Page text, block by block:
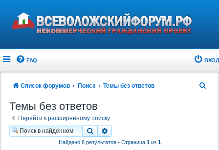
FAQ ВХОД
Список форумов Поиск Темы без ответов
Темы без ответов
Перейти к расширенному поиску
Поиск
Найдено 8 результатов • Страница 1из 1